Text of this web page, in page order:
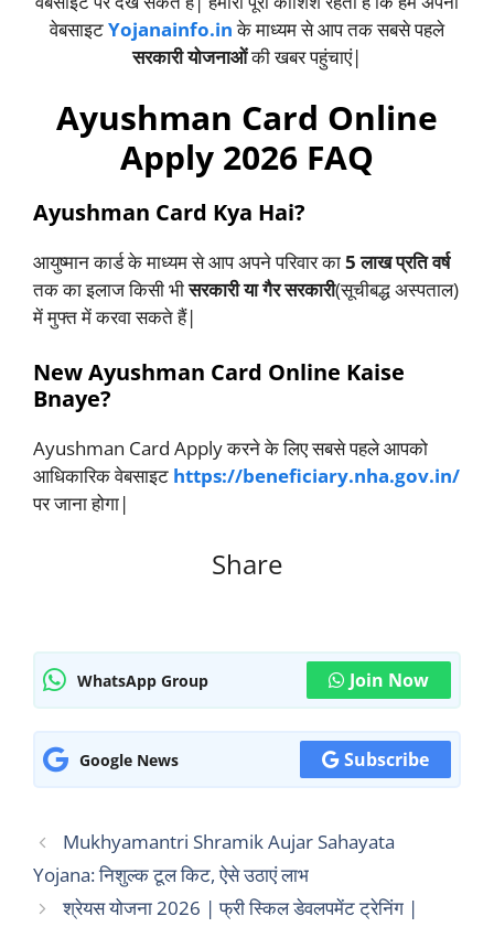
वेबसाइटYojanainfo.inके माध्यम से आप तक सबसे पहले
सरकारी योजनाओंकी खबर पहुंचाएं|
Ayushman Card Online
Apply 2026 FAQ
Ayushman Card Kya Hai?
आयुष्मान कार्ड के माध्यम से आप अपने परिवार का5 लाख प्रति वर्ष
तक का इलाज किसी भीसरकारी या गैर सरकारी(सूचीबद्ध अस्पताल)
में मुफ्त में करवा सकते हैं|
New Ayushman Card Online Kaise
Bnaye?
Ayushman Card Apply करने के लिए सबसे पहले आपको
आधिकारिक वेबसाइट https://beneficiary.nha.gov.in/
पर जाना होगा|
Share
WhatsApp Group Join Now
Google News Subscribe
Mukhyamantri Shramik Aujar Sahayata
Yojana: निशुल्क टूल किट, ऐसे उठाएं लाभ
श्रेयस योजना 2026 | फ्री स्किल डेवलपमेंट ट्रेनिंग |